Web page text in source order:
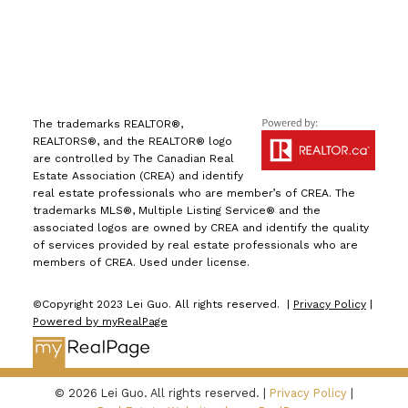
The trademarks REALTOR®,
REALTORS®, and the REALTOR® logo
are controlled by The Canadian Real
Estate Association (CREA) and identify
real estate professionals who are member’s of CREA. The
trademarks MLS®, Multiple Listing Service® and the
associated logos are owned by CREA and identify the quality
of services provided by real estate professionals who are
members of CREA. Used under license.
©Copyright 2023 Lei Guo. All rights reserved. | Privacy Policy|
Powered by myRealPage
© 2026 Lei Guo. All rights reserved. | Privacy Policy